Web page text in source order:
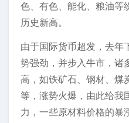
色、有色、能化、粮油等
历史新高。
由于国际货币超发，去年
势强劲，并步入牛市，诸
高，如铁矿石、钢材、煤
等，涨势火爆，由此给我
力，一些原材料价格的暴